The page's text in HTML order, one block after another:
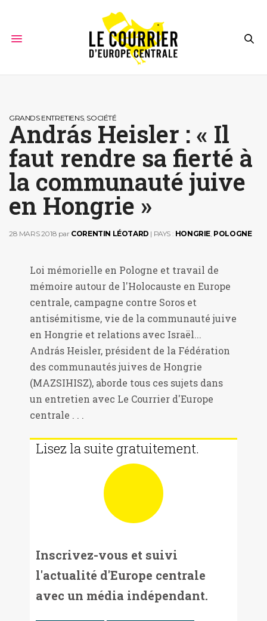
GRANDS ENTRETIENS, SOCIÉTÉ
András Heisler : « Il
faut rendre sa fierté à
la communauté juive
en Hongrie »
28 MARS 2018 par CORENTIN LÉOTARD | PAYS : HONGRIE POLOGNE
Loi mémorielle en Pologne et travail de
mémoire autour de l'Holocauste en Europe
centrale, campagne contre Soros et
antisémitisme, vie de la communauté juive
en Hongrie et relations avec Israël...
András Heisler, président de la Fédération
des communautés juives de Hongrie
(MAZSIHISZ), aborde tous ces sujets dans
un entretien avec Le Courrier d'Europe
centrale . . .
Lisez la suite gratuitement.
Inscrivez-vous et suivi
l'actualité d'Europe centrale
avec un média indépendant.